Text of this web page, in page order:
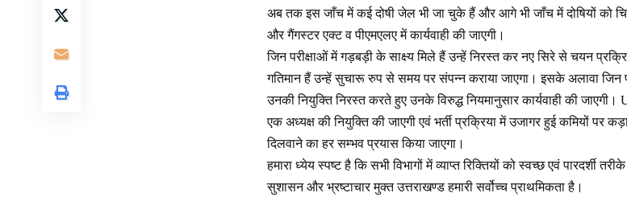
अब तक इस जाँच में कई दोषी जेल भी जा चुके हैं और आगे भी जाँच में दोषियों को
और गैंगस्टर एक्ट व पीएमएलए में कार्यवाही की जाएगी।
जिन परीक्षाओं में गड़बड़ी के साक्ष्य मिले हैं उन्हें निरस्त कर नए सिरे से चयन
गतिमान हैं उन्हें सुचारू रुप से समय पर संपन्न कराया जाएगा। इसके अलावा जिन
उनकी नियुक्ति निरस्त करते हुए उनके विरुद्ध नियमानुसार कार्यवाही की
एक अध्यक्ष की नियुक्ति की जाएगी एवं भर्ती प्रक्रिया में उजागर हुई कमियों पर
दिलवाने का हर सम्भव प्रयास किया जाएगा।
हमारा ध्येय स्पष्ट है कि सभी विभागों में व्याप्त रिक्तियों को स्वच्छ एवं पारदर्शी
सुशासन और भ्रष्टाचार मुक्त उत्तराखण्ड हमारी सर्वोच्च प्राथमिकता है।